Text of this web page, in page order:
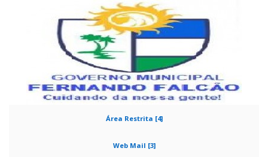
Área Restrita [4]
Web Mail [3]